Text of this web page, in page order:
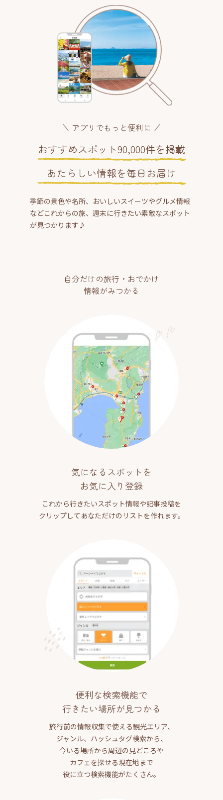
アプリでもっと便利に
おすすめスポット90,000件を掲載
あたらしい情報を毎日お届け
季節の景色や名所、おいしいスイーツやグルメ情報
などこれからの旅、週末に行きたい素敵なスポット
が見つかります♪
自分だけの旅行・おでかけ
情報がみつかる
気になるスポットを
お気に入り登録
これから行きたいスポット情報や記事投稿を
クリップしてあなただけのリストを作れます。
便利な検索機能で
行きたい場所が見つかる
旅行前の情報収集で使える観光エリア、
ジャンル、ハッシュタグ検索から、
今いる場所から周辺の見どころや
カフェを探せる現在地まで
役に立つ検索機能がたくさん。